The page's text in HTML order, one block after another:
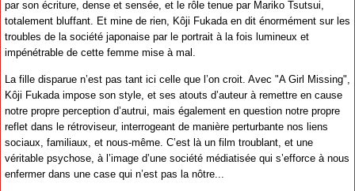
par son écriture, dense et sensée, et le rôle tenue par Mariko Tsutsui,
totalement bluffant. Et mine de rien, Kôji Fukada en dit énormément sur les
troubles de la société japonaise par le portrait à la fois lumineux et
impénétrable de cette femme mise à mal.
La fille disparue n’est pas tant ici celle que l’on croit. Avec "A Girl Missing",
Kôji Fukada impose son style, et ses atouts d’auteur à remettre en cause
notre propre perception d’autrui, mais également en question notre propre
reflet dans le rétroviseur, interrogeant de manière perturbante nos liens
sociaux, familiaux, et nous-même. C’est là un film troublant, et une
véritable psychose, à l’image d’une société médiatisée qui s’efforce à nous
enfermer dans une case qui n’est pas la nôtre...